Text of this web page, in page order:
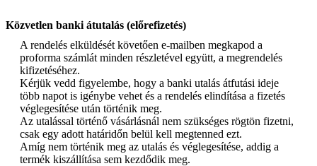
Közvetlen banki átutalás (előrefizetés)
A rendelés elküldését követően e-mailben megkapod a
proforma számlát minden részletével együtt, a megrendelés
kifizetéséhez.
Kérjük vedd figyelembe, hogy a banki utalás átfutási ideje
több napot is igénybe vehet és a rendelés elindítása a fizetés
véglegesítése után történik meg.
Az utalással történő vásárlásnál nem szükséges rögtön fizetni,
csak egy adott határidőn belül kell megtenned ezt.
Amíg nem történik meg az utalás és véglegesítése, addig a
termék kiszállítása sem kezdődik meg.